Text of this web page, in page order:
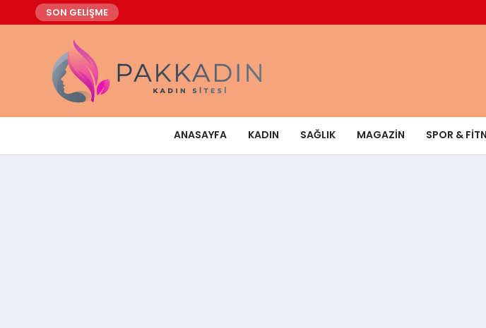
SON GELİŞME
ANASAYFA KADIN SAĞLIK MAGAZIN SPOR &